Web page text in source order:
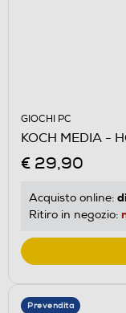
GIOCHI PC
KOCH MEDIA -
€ 29,90
Acquisto online:
Ritiro in negozio:
Prevendita